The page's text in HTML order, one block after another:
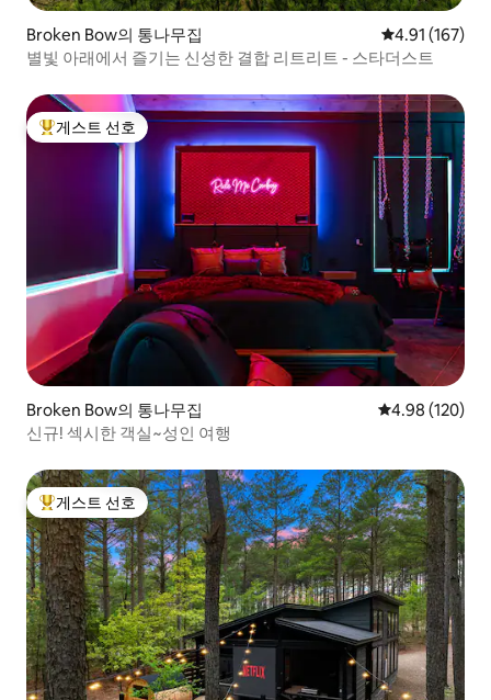
Broken Bow의 통나무집 평점 4.91점(5
4.91 (167)
별빛 아래에서 즐기는 신성한 결합 리트리트 - 스타더스트
상위 게스트 선호
게스트 선호
Broken Bow의 통나무집 평점 4.98점(5
4.98 (120)
신규! 섹시한 객실~성인 여행
상위 게스트 선호
게스트 선호